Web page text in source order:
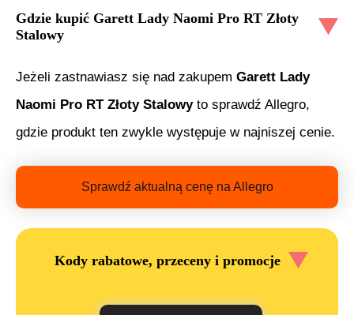
Gdzie kupić Garett Lady Naomi Pro RT Złoty
Stalowy
Jeżeli zastnawiasz się nad zakupem Garett Lady
Naomi Pro RT Złoty Stalowyto sprawdź Allegro,
gdzie produkt ten zwykle występuje w najniszej cenie.
Sprawdź aktualną cenę na Allegro
Kody rabatowe, przeceny i promocje